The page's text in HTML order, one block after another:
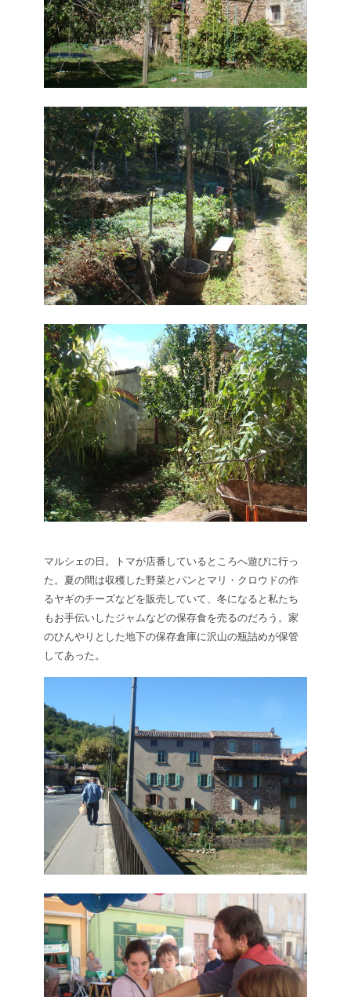
マルシェの日。トマが店番しているところへ遊びに行っ
た。夏の間は収穫した野菜とパンとマリ・クロウドの作
るヤギのチーズなどを販売していて、冬になると私たち
もお手伝いしたジャムなどの保存食を売るのだろう。家
のひんやりとした地下の保存倉庫に沢山の瓶詰めが保管
してあった。